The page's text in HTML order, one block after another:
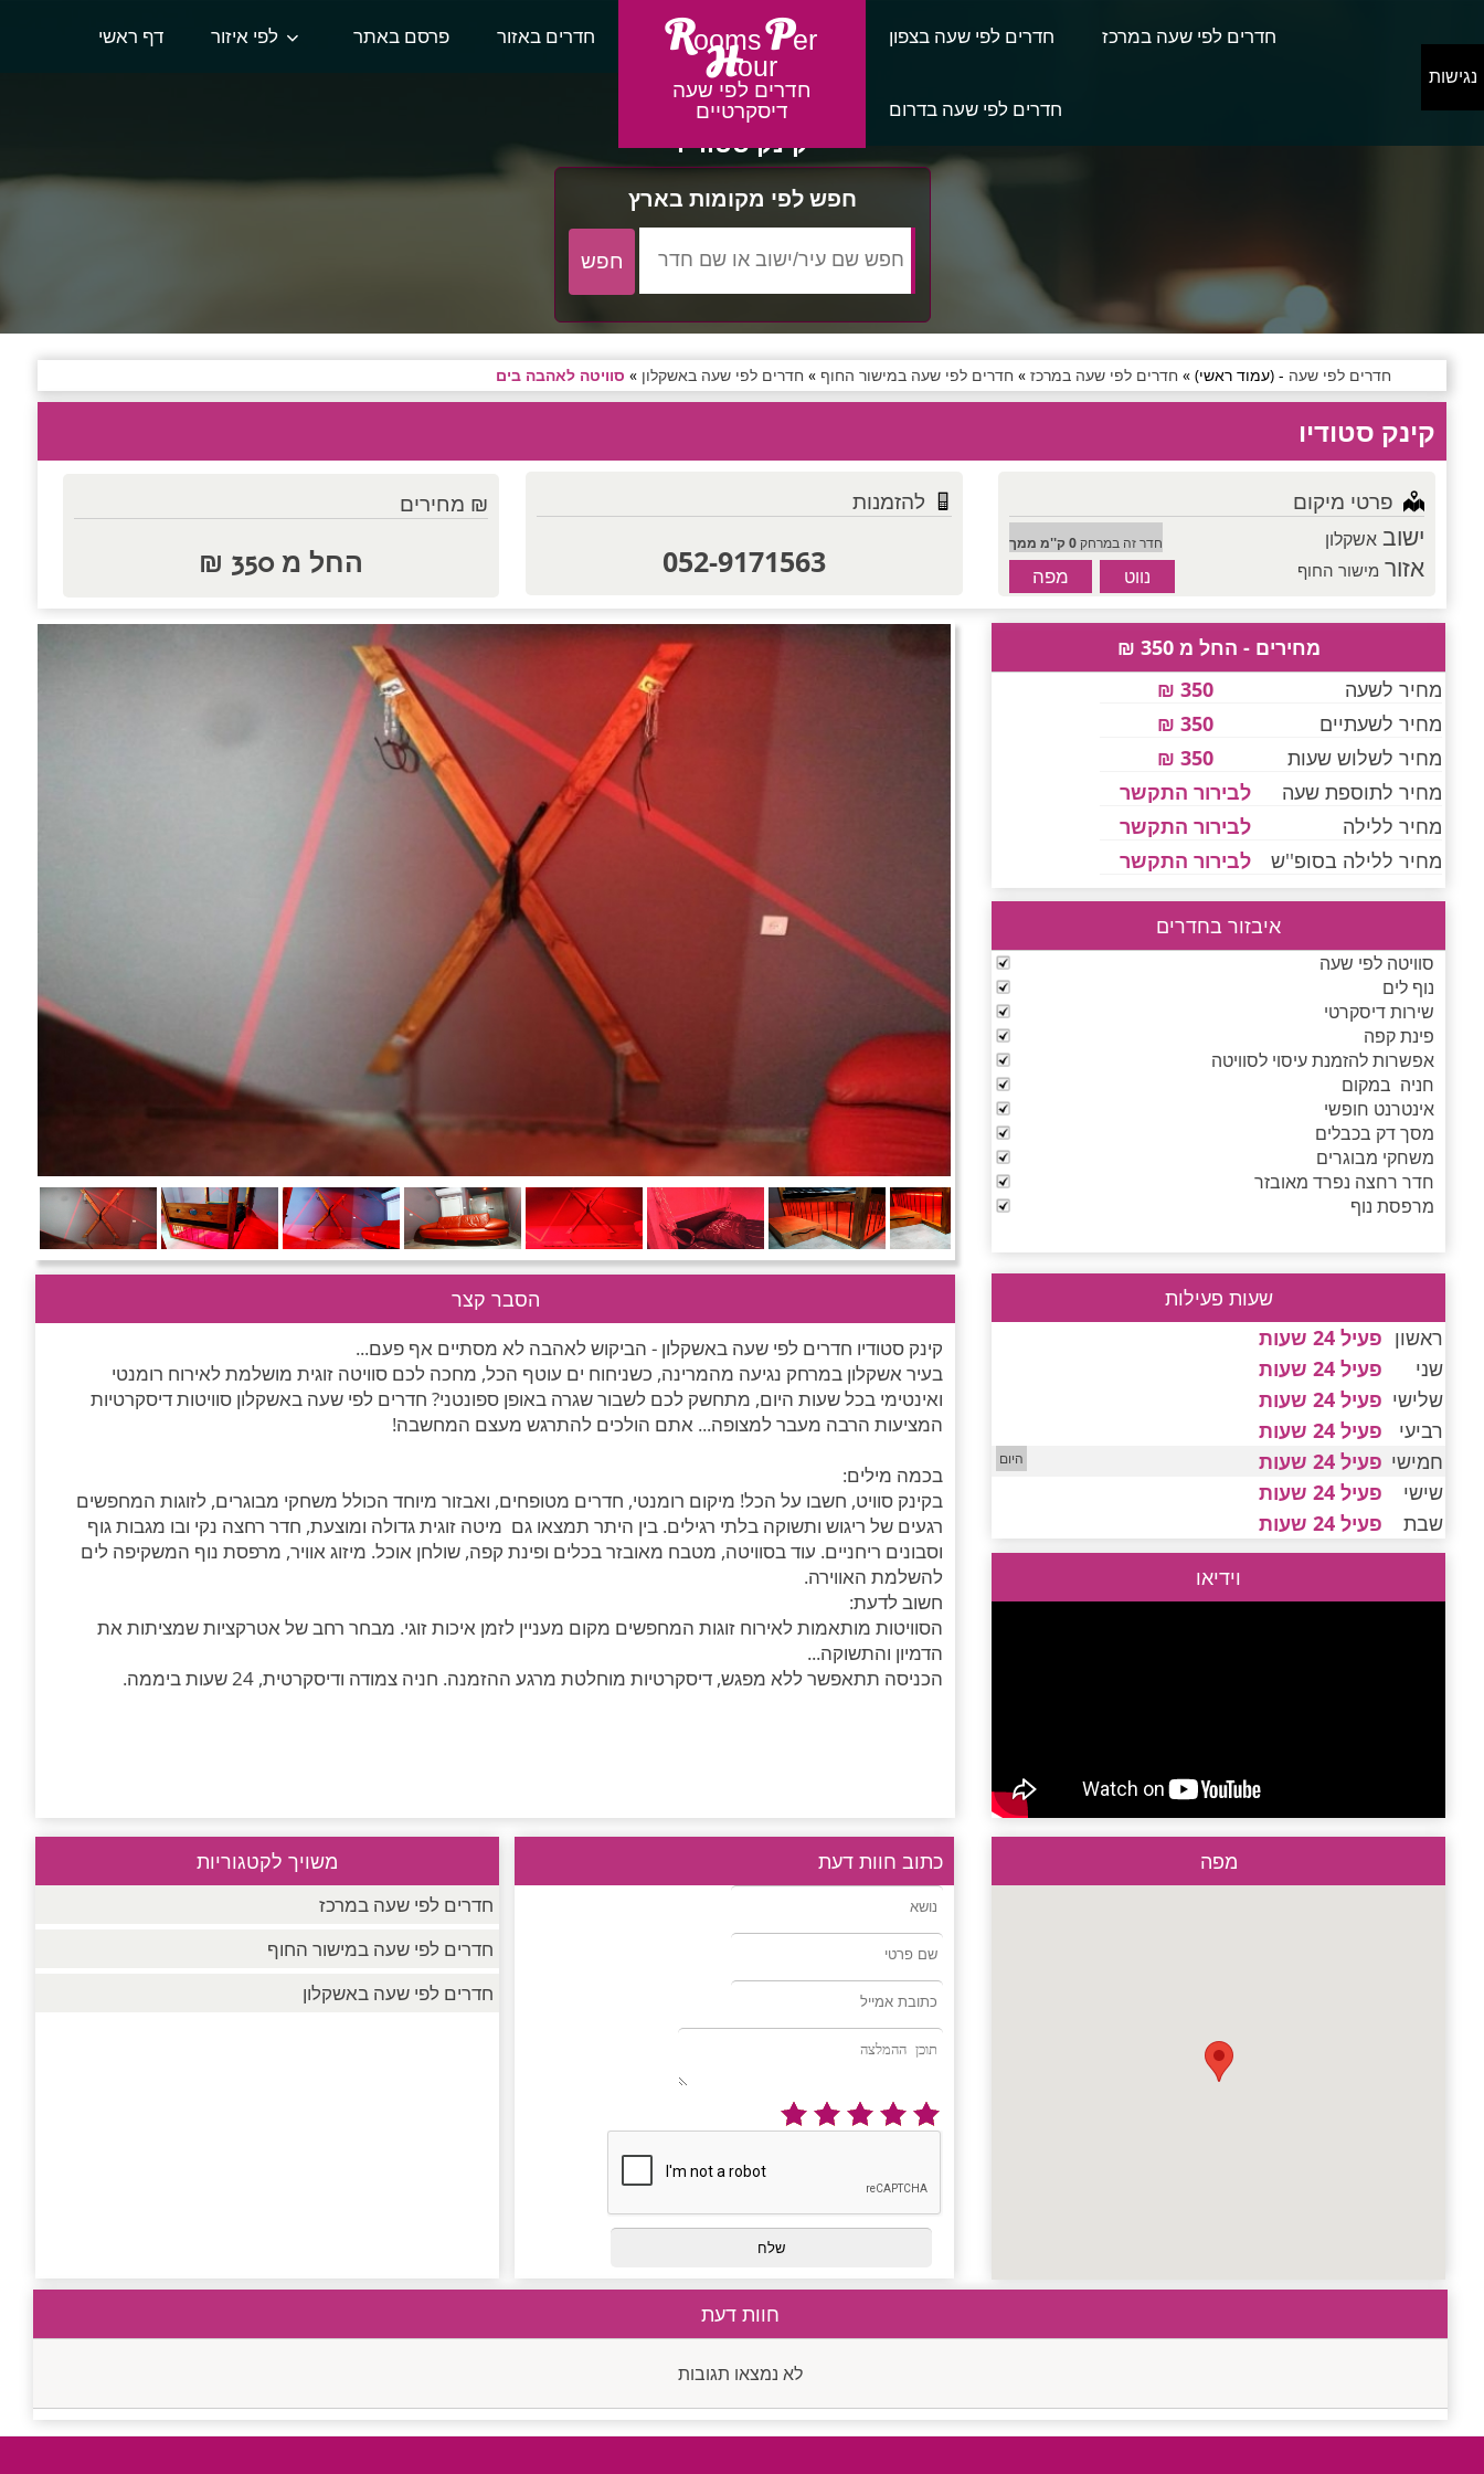
דף ראשי לפי איזור פרסם באתר חדרים באזור Rooms Per
Hour
חדרים לפי שעה
דיסקרטיים
חדרים לפי שעה בצפון חדרים לפי שעה במרכז
חדרים לפי שעה בדרום
קינק סטודיו
חפש לפי מקומות בארץ
חדרים לפי שעה - (עמוד ראשי) » חדרים לפי שעה במרכז» חדרים לפי שעה במישור החוף » חדרים לפי שעה באשקלון » סוויטה לאהבה בים
קינק סטודיו
פרטי מיקום
חדר זה במרחק0 ק''מ ממך ישובאשקלון
אזור מישור החוף מפה נווט
להזמנות
052-9171563
₪ מחירים
החל מ 350 ₪
טוען תמונות.....
מחירים - החל מ 350 ₪
מחיר לשעה
350 ₪
מחיר לשעתיים
350 ₪
מחיר לשלוש שעות
350 ₪
מחיר לתוספת שעה
לבירור התקשר
מחיר ללילה
לבירור התקשר
מחיר ללילה בסופ''ש
לבירור התקשר
איבזור בחדרים
סוויטה לפי שעה
נוף לים
שירות דיסקרטי
פינת קפה
אפשרות להזמנת עיסוי לסוויטה
חניה במקום
אינטרנט חופשי
מסך דק בכבלים
משחקי מבוגרים
חדר רחצה נפרד מאובזר
מרפסת נוף
שעות פעילות
ראשון פעיל 24 שעות
שני
פעיל 24 שעות
שלישי פעיל 24 שעות
רביעי
פעיל 24 שעות
חמישי פעיל 24 שעות
שישי
פעיל 24 שעות
שבת
פעיל 24 שעות
הסבר קצר
קינק סטודיו חדרים לפי שעה באשקלון - הביקוש לאהבה לא מסתיים אף פעם...
בעיר אשקלון במרחק נגיעה מהמרינה, כשניחוח ים עוטף הכל, מחכה לכם סוויטה זוגית מושלמת לאירוח רומנטי
ואינטימי בכל שעות היום, מתחשק לכם לשבור שגרה באופן ספונטני? חדרים לפי שעה באשקלון סוויטות דיסקרטיות
המציעות הרבה מעבר למצופה... אתם הולכים להתרגש מעצם המחשבה!
בכמה מילים:
בקינק סוויט, חשבו על הכל! מיקום רומנטי, חדרים מטופחים, ואבזור מיוחד הכולל משחקי מבוגרים, לזוגות המחפשים
רגעים של ריגוש ותשוקה בלתי רגילים. בין היתר תמצאו גם מיטה זוגית גדולה ומוצעת, חדר רחצה נקי ובו מגבות גוף
וסבונים ריחניים. עוד בסוויטה, מטבח מאובזר בכלים ופינת קפה, שולחן אוכל. מיזוג אוויר, מרפסת נוף המשקיפה לים
להשלמת האווירה.
חשוב לדעת:
הסוויטות מותאמות לאירוח זוגות המחפשים מקום מעניין לזמן איכות זוגי. מבחר רחב של אטרקציות שמציתות את
הדמיון והתשוקה...
הכניסה תתאפשר ללא מפגש, דיסקרטיות מוחלטת מרגע ההזמנה. חניה צמודה ודיסקרטית, 24 שעות ביממה.
וידיאו
מפה משויך לקטגוריות
חדרים לפי שעה במרכז
חדרים לפי שעה במישור החוף
חדרים לפי שעה באשקלון
כתוב חוות דעת
חוות דעת
לא נמצאו תגובות
נגישות